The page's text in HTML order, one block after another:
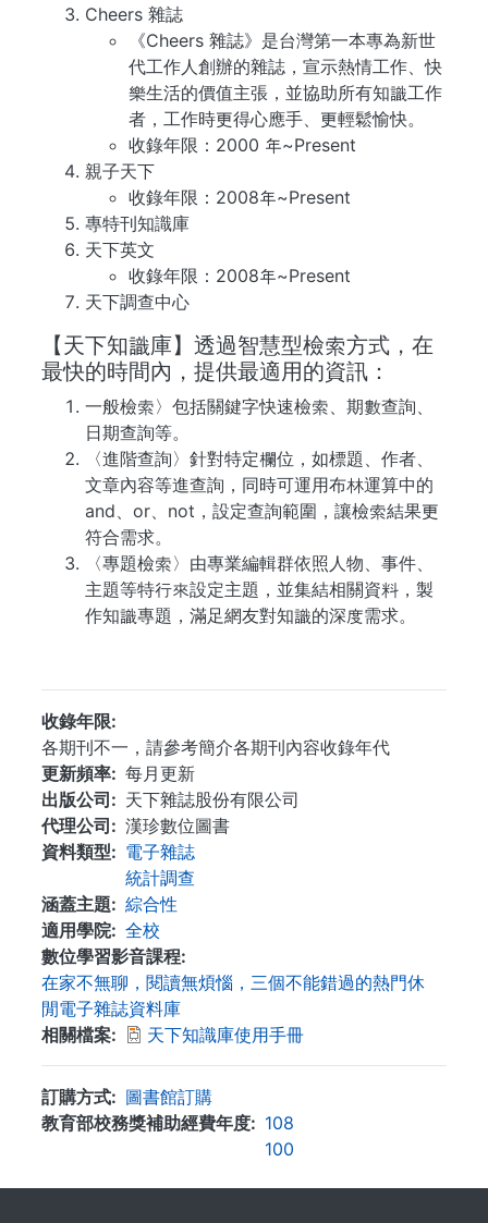
Cheers 雜誌
《Cheers 雜誌》是台灣第一本專為新世
代工作人創辦的雜誌，宣示熱情工作、快
樂生活的價值主張，並協助所有知識工作
者，工作時更得心應手、更輕鬆愉快。
收錄年限：2000 年~Present
親子天下
收錄年限：2008年~Present
專特刊知識庫
天下英文
收錄年限：2008年~Present
天下調查中心
【天下知識庫】透過智慧型檢索方式，在
最快的時間內，提供最適用的資訊：
一般檢索〉包括關鍵字快速檢索、期數查詢、
日期查詢等。
〈進階查詢〉針對特定欄位，如標題、作者、
文章內容等進查詢，同時可運用布林運算中的
and、or、not，設定查詢範圍，讓檢索結果更
符合需求。
〈專題檢索〉由專業編輯群依照人物、事件、
主題等特行來設定主題，並集結相關資料，製
作知識專題，滿足網友對知識的深度需求。
收錄年限
各期刊不一，請參考簡介各期刊內容收錄年代
更新頻率
每月更新
出版公司
天下雜誌股份有限公司
代理公司
漢珍數位圖書
資料類型
電子雜誌
統計調查
涵蓋主題
綜合性
適用學院
全校
數位學習影音課程
在家不無聊，閱讀無煩惱，三個不能錯過的熱門休
閒電子雜誌資料庫
相關檔案
天下知識庫使用手冊
訂購方式
圖書館訂購
教育部校務獎補助經費年度
108
100